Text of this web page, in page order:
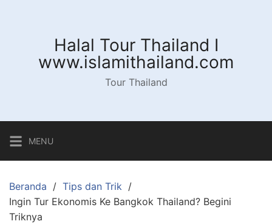
Halal Tour Thailand I
www.islamithailand.com
Tour Thailand
MENU
Beranda
Tips dan Trik
Ingin Tur Ekonomis Ke Bangkok Thailand? Begini
Triknya